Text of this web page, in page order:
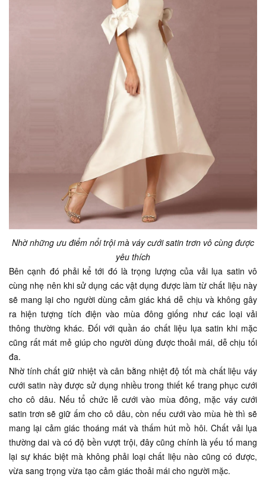
Nhờ những ưu điểm nổi trội mà váy cưới satin trơn vô cùng được
yêu thích
Bên cạnh đó phải kể tới đó là trọng lượng của vải lụa satin vô
cùng nhẹ nên khi sử dụng các vật dụng được làm từ chất liệu này
sẽ mang lại cho người dùng cảm giác khá dễ chịu và không gây
ra hiện tượng tích điện vào mùa đông giống như các loại vải
thông thường khác. Đối với quần áo chất liệu lụa satin khi mặc
cũng rất mát mẻ giúp cho người dùng được thoải mái, dễ chịu tối
đa.
Nhờ tính chất giữ nhiệt và cân bằng nhiệt độ tốt mà chất liệu váy
cưới satin này được sử dụng nhiều trong thiết kế trang phục cưới
cho cô dâu. Nếu tổ chức lễ cưới vào mùa đông, mặc váy cưới
satin trơn sẽ giữ ấm cho cô dâu, còn nếu cưới vào mùa hè thì sẽ
mang lại cảm giác thoáng mát và thấm hút mồ hôi. Chất vải lụa
thường dai và có độ bền vượt trội, đây cũng chính là yếu tố mang
lại sự khác biệt mà không phải loại chất liệu nào cũng có được,
vừa sang trọng vừa tạo cảm giác thoải mái cho người mặc.